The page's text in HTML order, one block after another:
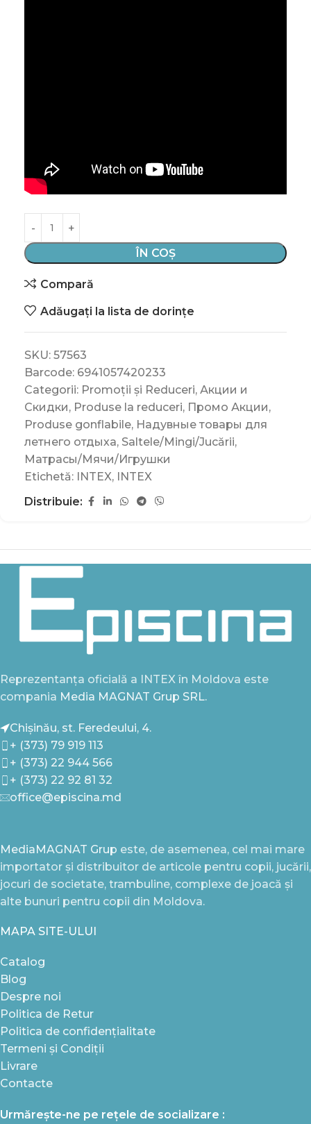
ÎN COȘ
Compară
Adăugați la lista de dorințe
SKU: 57563
Barcode: 6941057420233
Categorii: Promoții și Reduceri, Акции и
Скидки, Produse la reduceri, Промо Акции,
Produse gonflabile, Надувные товары для
летнего отдыха, Saltele/Mingi/Jucării,
Матрасы/Мячи/Игрушки
Etichetă:
INTEX,
INTEX
Distribuie:
Reprezentanța oficială a INTEX în Moldova este
compania Media MAGNAT Grup SRL.
Chișinău, st. Feredeului, 4.
+ (373) 79 919 113
+ (373) 22 944 566
+ (373) 22 92 81 32
office@episcina.md
MediaMAGNAT Grup este, de asemenea, cel mai mare
importator și distribuitor de articole pentru copii, jucării,
jocuri de societate, trambuline, complexe de joacă și
alte bunuri pentru copii din Moldova.
MAPA SITE-ULUI
Catalog
Blog
Despre noi
Politica de Retur
Politica de confidențialitate
Termeni și Condiții
Livrare
Contacte
Urmărește-ne pe rețele de socializare :